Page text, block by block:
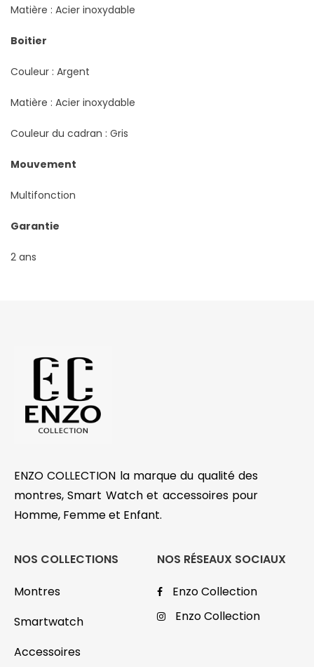
Matière : Acier inoxydable
Boitier
Couleur : Argent
Matière : Acier inoxydable
Couleur du cadran : Gris
Mouvement
Multifonction
Garantie
2 ans
ENZO COLLECTION la marque du qualité des
montres, Smart Watch et accessoires pour
Homme, Femme et Enfant.
NOS COLLECTIONS
Montres
Smartwatch
Accessoires
NOS RÉSEAUX SOCIAUX
Enzo Collection
Enzo Collection